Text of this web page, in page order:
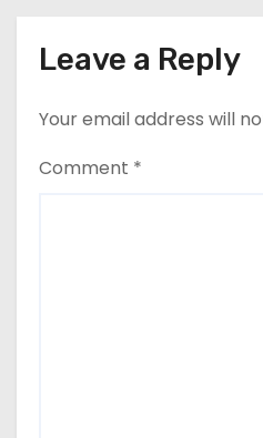
t
i
o
din
Leave a Reply
Your email address will
Comment *